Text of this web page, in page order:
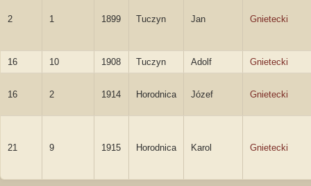
2 1 1899 Tuczyn Jan Gnietecki
16 10 1908 Tuczyn Adolf Gnietecki
16 2 1914 Horodnica Józef Gnietecki
21 9 1915 Horodnica Karol Gnietecki